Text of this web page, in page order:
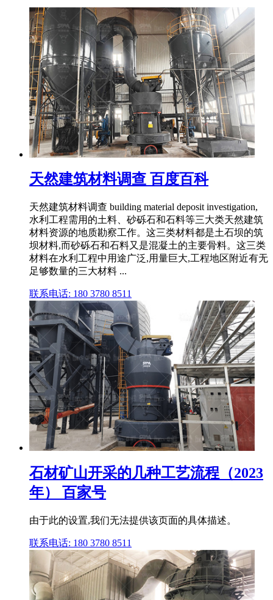
天然建筑材料调查 百度百科
天然建筑材料调查 building material deposit investigation,
水利工程需用的土料、砂砾石和石料等三大类天然建筑
材料资源的地质勘察工作。这三类材料都是土石坝的筑
坝材料,而砂砾石和石料又是混凝土的主要骨料。这三类
材料在水利工程中用途广泛,用量巨大,工程地区附近有无
足够数量的三大材料 ...
联系电话: 180 3780 8511
石材矿山开采的几种工艺流程（2023
年） 百家号
由于此的设置,我们无法提供该页面的具体描述。
联系电话: 180 3780 8511